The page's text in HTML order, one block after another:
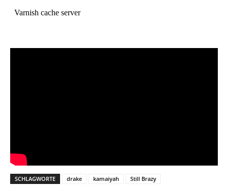
SCHLAGWORTE drake kamaiyah
Still Brazy